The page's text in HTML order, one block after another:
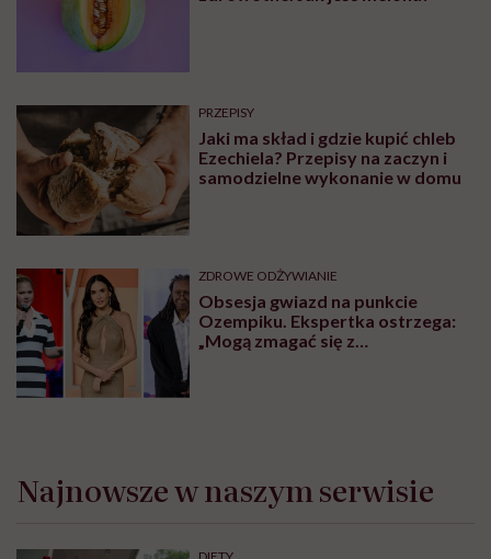
PRZEPISY
Jaki ma skład i gdzie kupić chleb
Ezechiela? Przepisy na zaczyn i
samodzielne wykonanie w domu
ZDROWE ODŻYWIANIE
Obsesja gwiazd na punkcie
Ozempiku. Ekspertka ostrzega:
„Mogą zmagać się z
Najnowsze w naszym serwisie